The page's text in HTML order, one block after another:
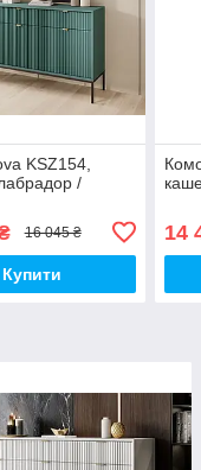
KSZ154,
/
16 045 ₴
Купити
14